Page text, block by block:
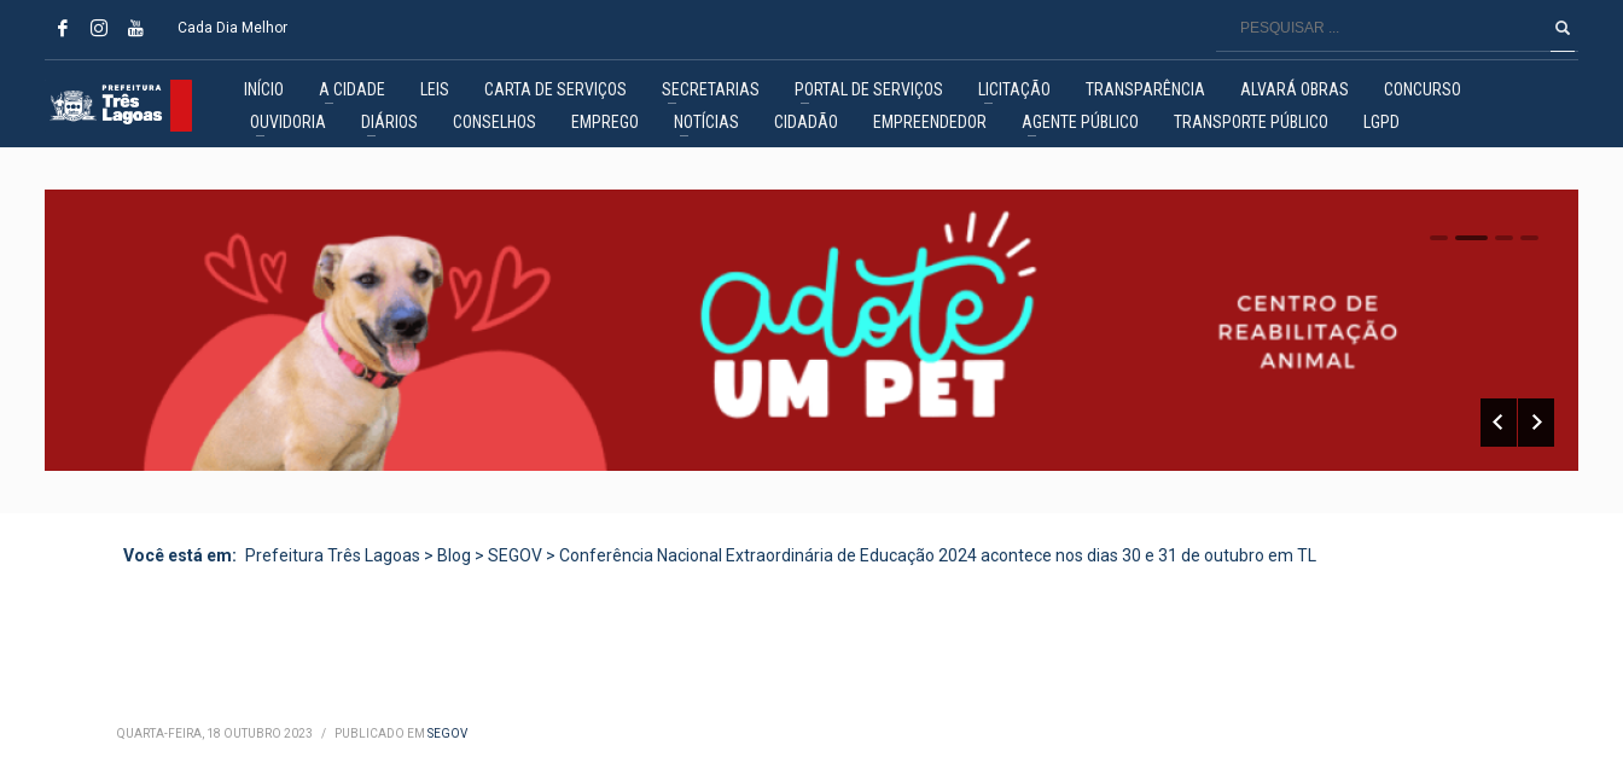
Cada Dia Melhor
INÍCIO A CIDADE LEIS CARTA DE SERVIÇOS SECRETARIAS PORTAL DE SERVIÇOS LICITAÇÃO TRANSPARÊNCIA ALVARÁ OBRAS
CONCURSO
OUVIDORIA
DIÁRIOS CONSELHOS EMPREGO NOTÍCIAS CIDADÃO EMPREENDEDOR AGENTE PÚBLICO TRANSPORTE PÚBLICO LGPD
0 1 2
Você está em: Prefeitura Três Lagoas > Blog > SEGOV > Conferência Nacional Extraordinária de Educação 2024 acontece nos dias 30 e 31 de outubro em TL
QUARTA-FEIRA, 18 OUTUBRO 2023 / PUBLICADO EM SEGOV